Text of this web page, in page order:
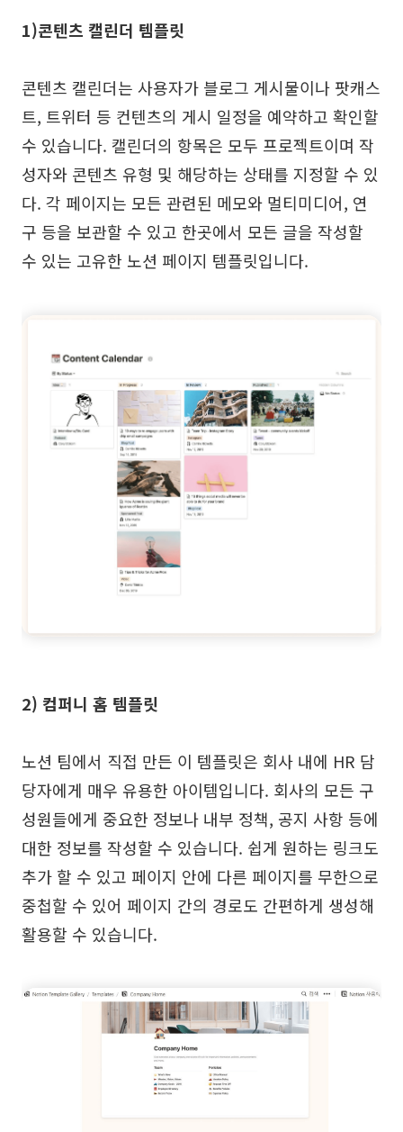
1)콘텐츠 캘린더 템플릿
콘텐츠 캘린더는 사용자가 블로그 게시물이나 팟캐스
트, 트위터 등 컨텐츠의 게시 일정을 예약하고 확인할
수 있습니다. 캘린더의 항목은 모두 프로젝트이며 작
성자와 콘텐츠 유형 및 해당하는 상태를 지정할 수 있
다. 각 페이지는 모든 관련된 메모와 멀티미디어, 연
구 등을 보관할 수 있고 한곳에서 모든 글을 작성할
수 있는 고유한 노션 페이지 템플릿입니다.
2) 컴퍼니 홈 템플릿
노션 팀에서 직접 만든 이 템플릿은 회사 내에 HR 담
당자에게 매우 유용한 아이템입니다. 회사의 모든 구
성원들에게 중요한 정보나 내부 정책, 공지 사항 등에
대한 정보를 작성할 수 있습니다. 쉽게 원하는 링크도
추가 할 수 있고 페이지 안에 다른 페이지를 무한으로
중첩할 수 있어 페이지 간의 경로도 간편하게 생성해
활용할 수 있습니다.